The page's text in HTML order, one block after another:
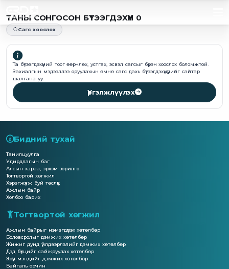
ТАНЫ СОНГОСОН БҮТЭЭГДЭХҮҮН 0
Сагс хоослох
Та бүтээгдэхүүний тоог өөрчлөх, устгах, эсвэл сагсыг бүрэн хоослох боломжтой.
Захиалгын мэдээллээ оруулахын өмнө сагс дахь бүтээгдэхүүнүүдийг сайтар
шалгана уу.
Үргэлжлүүлэх
Бидний тухай
Танилцуулга
Удирдлагын баг
Алсын хараа, эрхэм зорилго
Тогтвортой хөгжил
Хэрэгжүүлж буй төслүүд
Ажлын байр
Холбоо барих
Тогтвортой хөгжил
Ажлын байрыг нэмэгдүүлэх хөтөлбөр
Боловсролыг дэмжих хөтөлбөр
Жижиг дунд үйлдвэрлэлийг дэмжих хөтөлбөр
Дэд бүтцийг сайжруулах хөтөлбөр
Эрүүл мэндийг дэмжих хөтөлбөр
Байгаль орчин